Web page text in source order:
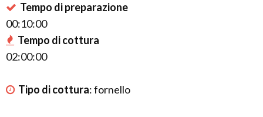
Tempo di preparazione
00:10:00
Tempo di cottura
02:00:00
Tipo di cottura:fornello